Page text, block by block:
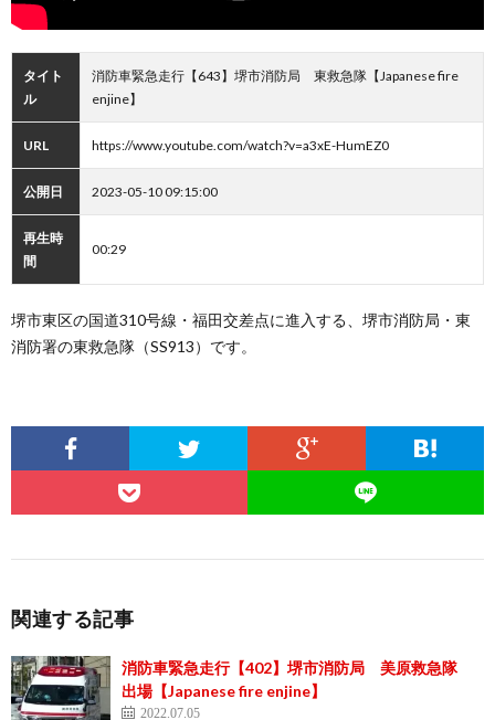
タイト
ル
消防車緊急走行【643】堺市消防局 東救急隊【Japanese fire
enjine】
URL https://www.youtube.com/watch?v=a3xE-HumEZ0
公開日 2023-05-10 09:15:00
再生時
間
00:29
堺市東区の国道310号線・福田交差点に進入する、堺市消防局・東
消防署の東救急隊（SS913）です。
関連する記事
消防車緊急走行【402】堺市消防局 美原救急隊
出場【Japanese fire enjine】
2022.07.05